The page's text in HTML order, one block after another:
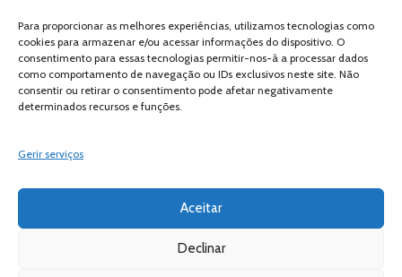
Para proporcionar as melhores experiências, utilizamos tecnologias como
cookies para armazenar e/ou acessar informações do dispositivo. O
consentimento para essas tecnologias permitir-nos-à a processar dados
como comportamento de navegação ou IDs exclusivos neste site. Não
consentir ou retirar o consentimento pode afetar negativamente
determinados recursos e funções.
Gerir serviços
Aceitar
Declinar
Fica a par de todas as novidades! Zero
Spam, apenas novidades e novos
conteúdos!